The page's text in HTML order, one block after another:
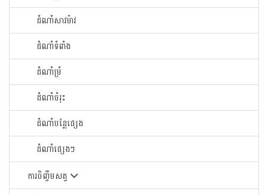
ដំណាំសាវម៉ាវ
ដំណាំទំពាំង
ដំណាំម្រំ
ដំណាំចំរុះ
ដំណាំបន្លែផ្សេង
ដំណាំផ្សេងៗ
ការចិញ្ចឹមសត្វ